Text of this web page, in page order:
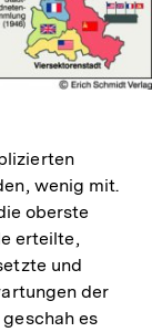
wenig mit.
oberste
erteilte,
und
der
es